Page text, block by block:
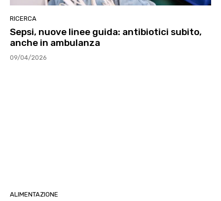
RICERCA
Sepsi, nuove linee guida: antibiotici subito,
anche in ambulanza
09/04/2026
ALIMENTAZIONE